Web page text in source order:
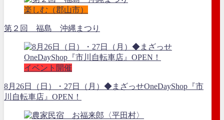
楽しむ（郡山市）
第２回 福島 沖縄まつり
イベント開催
8月26日（日）・27日（月）◆まざっせOneDayShop『市
川自転車店』OPEN！